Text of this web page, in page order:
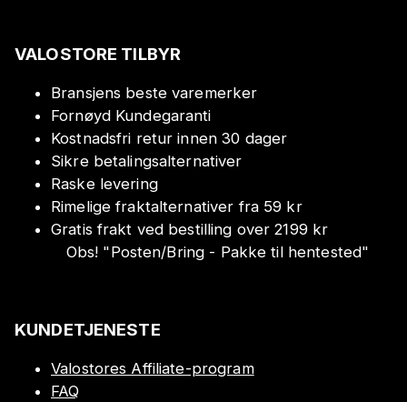
VALOSTORE TILBYR
Bransjens beste varemerker
Fornøyd Kundegaranti
Kostnadsfri retur innen 30 dager
Sikre betalingsalternativer
Raske levering
Rimelige fraktalternativer fra 59 kr
Gratis frakt ved bestilling over 2199 kr
Obs! "Posten/Bring - Pakke til hentested"
KUNDETJENESTE
Valostores Affiliate-program
FAQ